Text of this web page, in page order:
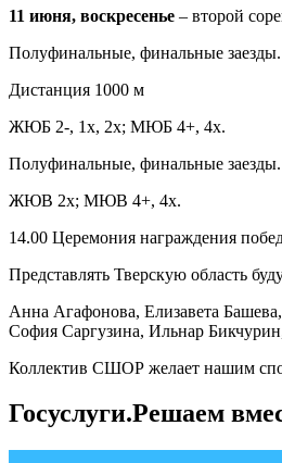
11 июня, воскресенье – второй
Полуфинальные, финальные заезды.
Дистанция 1000 м
ЖЮБ 2-, 1х, 2х; МЮБ 4+, 4х.
Полуфинальные, финальные
ЖЮВ 2х; МЮВ 4+, 4х.
14.00 Церемония награждения
Представлять Тверскую область
Анна Агафонова, Елизавета
София Саргузина, Ильнар
Коллектив СШОР желает нашим
Госуслуги.Решаем